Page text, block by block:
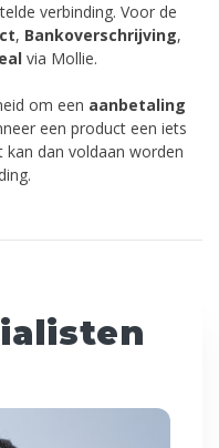
verbinding. Voor de
, Bankoverschrijving,
via Mollie.
om een aanbetaling
een product een iets
dan voldaan worden